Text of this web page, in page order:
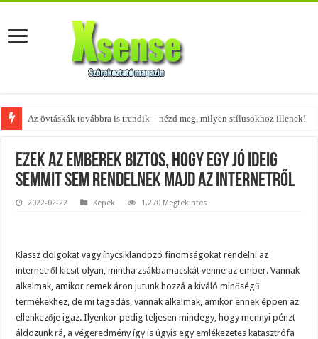
A tökéletes táskák férfiaknak – fedezd fel az 5 legjobb fazont!
Ezek az emberek biztos, hogy egy jó ideig
semmit sem rendelnek majd az internetről
2022-02-22 Képek 1,270 Megtekintés
Klassz dolgokat vagy ínycsiklandozó finomságokat rendelni az
internetről kicsit olyan, mintha zsákbamacskát venne az ember. Vannak
alkalmak, amikor remek áron jutunk hozzá a kiváló minőségű
termékekhez, de mi tagadás, vannak alkalmak, amikor ennek éppen az
ellenkezője igaz. Ilyenkor pedig teljesen mindegy, hogy mennyi pénzt
áldozunk rá, a végeredmény így is úgyis egy emlékezetes katasztrófa